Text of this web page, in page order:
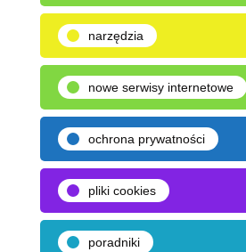
narzędzia
nowe serwisy internetowe
ochrona prywatności
pliki cookies
poradniki